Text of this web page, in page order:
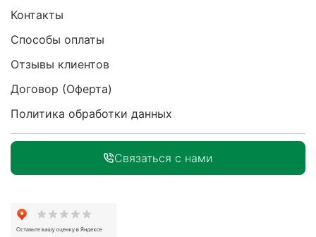
Контакты
Способы оплаты
Отзывы клиентов
Договор (Оферта)
Политика обработки данных
Связаться с нами